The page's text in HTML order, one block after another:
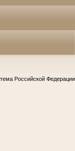
Российской